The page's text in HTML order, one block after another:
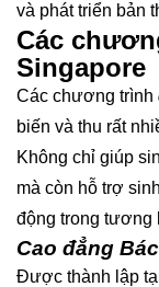
và phát triển bản
Các
Singapore
Các chương trình
biến và thu rất
Không chỉ giúp
mà còn hỗ trợ
động trong tương
Cao đẳng
Được thành lập